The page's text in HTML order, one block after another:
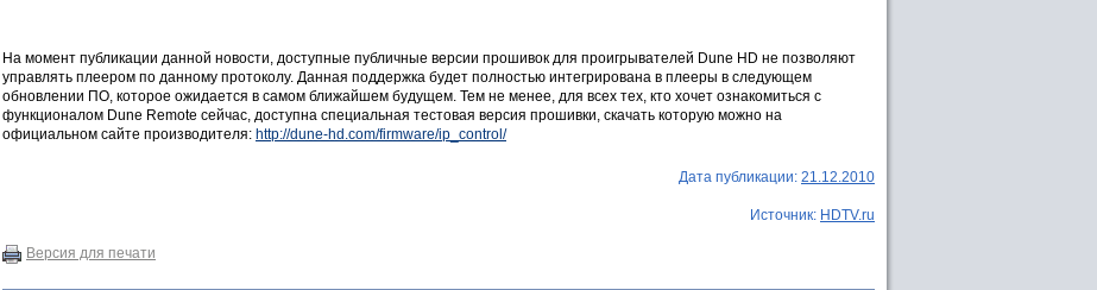
На момент публикации данной новости, доступные публичные версии прошивок для проигрывателей Dune HD не позволяют
управлять плеером по данному протоколу. Данная поддержка будет полностью интегрирована в плееры в следующем
обновлении ПО, которое ожидается в самом ближайшем будущем. Тем не менее, для всех тех, кто хочет ознакомиться с
функционалом Dune Remote сейчас, доступна специальная тестовая версия прошивки, скачать которую можно на
официальном сайте производителя: http://dune-hd.com/firmware/ip_control/
Дата публикации: 21.12.2010
Источник: HDTV.ru
Версия для печати